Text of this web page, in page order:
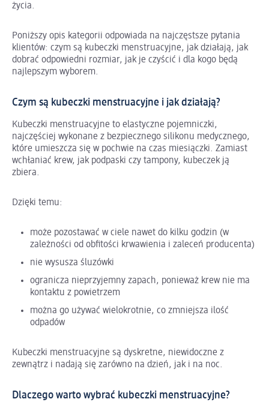
życia.
Poniższy opis kategorii odpowiada na najczęstsze pytania
klientów: czym są kubeczki menstruacyjne, jak działają, jak
dobrać odpowiedni rozmiar, jak je czyścić i dla kogo będą
najlepszym wyborem.
Czym są kubeczki menstruacyjne i jak działają?
Kubeczki menstruacyjne to elastyczne pojemniczki,
najczęściej wykonane z bezpiecznego silikonu medycznego,
które umieszcza się w pochwie na czas miesiączki. Zamiast
wchłaniać krew, jak podpaski czy tampony, kubeczek ją
zbiera.
Dzięki temu:
może pozostawać w ciele nawet do kilku godzin (w
zależności od obfitości krwawienia i zaleceń producenta)
nie wysusza śluzówki
ogranicza nieprzyjemny zapach, ponieważ krew nie ma
kontaktu z powietrzem
można go używać wielokrotnie, co zmniejsza ilość
odpadów
Kubeczki menstruacyjne są dyskretne, niewidoczne z
zewnątrz i nadają się zarówno na dzień, jak i na noc.
Dlaczego warto wybrać kubeczki menstruacyjne?